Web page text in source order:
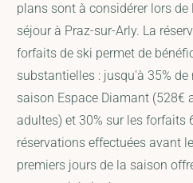
plans sont à considérer lors
séjour à Praz-sur-Arly. La
forfaits de ski permet de
substantielles : jusqu'à 35%
saison Espace Diamant (528€
adultes) et 30% sur les forfaits
réservations effectuées avant
premiers jours de la saison